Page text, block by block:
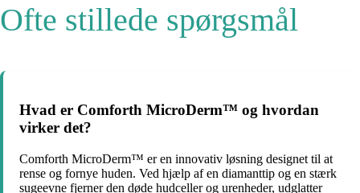
Ofte stillede spørgsmål
Hvad er Comforth MicroDerm™ og hvordan
virker det?
Comforth MicroDerm™ er en innovativ løsning designet til at
rense og fornye huden. Ved hjælp af en diamanttip og en stærk
sugeevne fjerner den døde hudceller og urenheder, udglatter